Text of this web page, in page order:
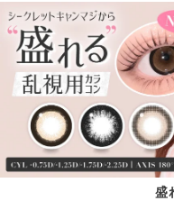
盛